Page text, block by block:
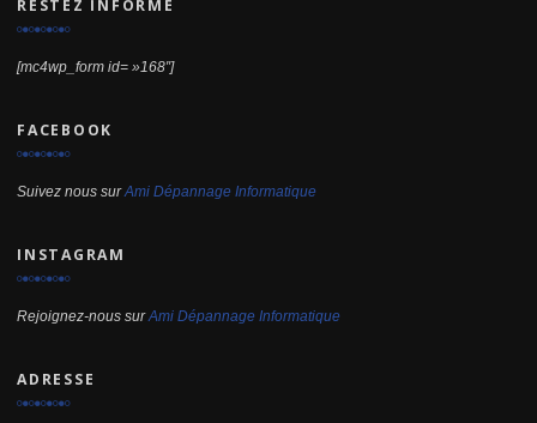
RESTEZ INFORMÉ
[mc4wp_form id= »168″]
FACEBOOK
Suivez nous surAmi Dépannage Informatique
INSTAGRAM
Rejoignez-nous surAmi Dépannage Informatique
ADRESSE